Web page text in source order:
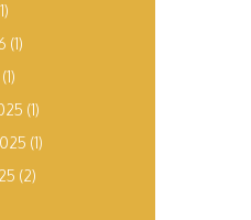
(1)
(1)
(1)
(1)
(2)